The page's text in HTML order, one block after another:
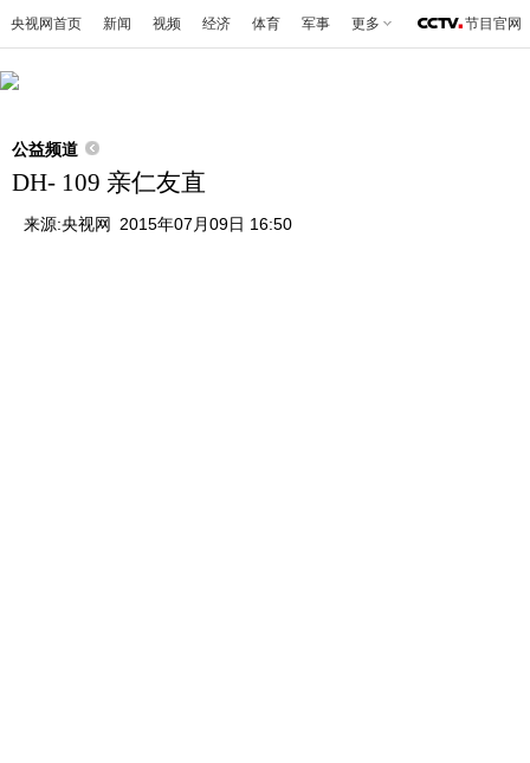
央视网首页 新闻 视频 经济 体育 军事 更多 节目官网
公益频道
DH- 109 亲仁友直
来源:央视网 2015年07月09日 16:50